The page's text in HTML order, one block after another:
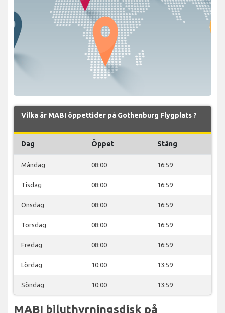
Vilka är MABI öppettider på Gothenburg Flygplats ?
Dag Öppet Stäng
Måndag 08:00 16:59
Tisdag 08:00 16:59
Onsdag 08:00 16:59
Torsdag 08:00 16:59
Fredag 08:00 16:59
Lördag 10:00 13:59
Söndag 10:00 13:59
MABI biluthyrningsdisk på